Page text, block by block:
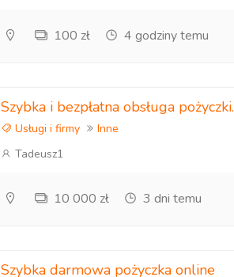
100 zł 4 godziny temu
Szybka i bezpłatna obsługa pożyczki.
Usługi i firmy
Inne
Tadeusz1
10 000 zł 3 dni temu
Szybka darmowa pożyczka online